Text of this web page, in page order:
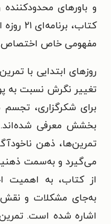
و باورهای
کتاب،
مفهومی خاص اختصاص
روزهای ابتدایی با
تغییر نگرش نسبت به
برای شکرگزاری،
بخشش معرفی شده‌اند.
تمرین‌ها، ذهن
می‌گیرد و به‌سمت
از کتاب، به اهمیت
به‌جای مشکلات و
اشاره شده است.